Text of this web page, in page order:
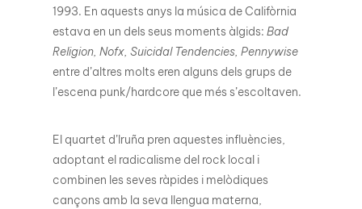
1993. En aquests anys la música de Califòrnia
estava en un dels seus moments àlgids: Bad
Religion, Nofx, Suicidal Tendencies, Pennywise
entre d’altres molts eren alguns dels grups de
l’escena punk/hardcore que més s’escoltaven.
El quartet d’Iruña pren aquestes influències,
adoptant el radicalisme del rock local i
combinen les seves ràpides i melòdiques
cançons amb la seva llengua materna,